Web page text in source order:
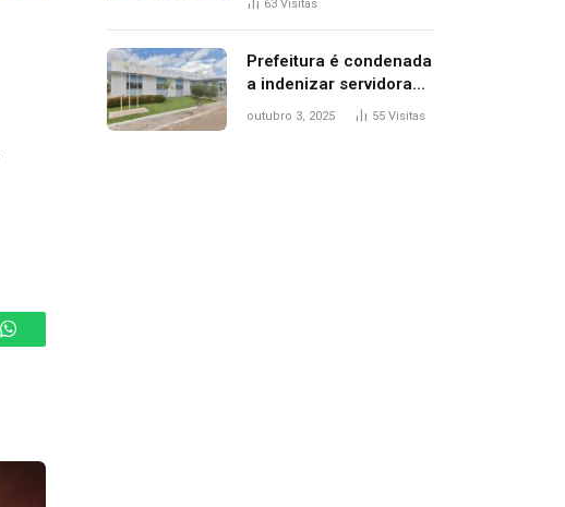
WhatsApp
63 Visitas
Prefeitura é condenada
a indenizar servidora
temporária demitida
outubro 3, 2025 55 Visitas